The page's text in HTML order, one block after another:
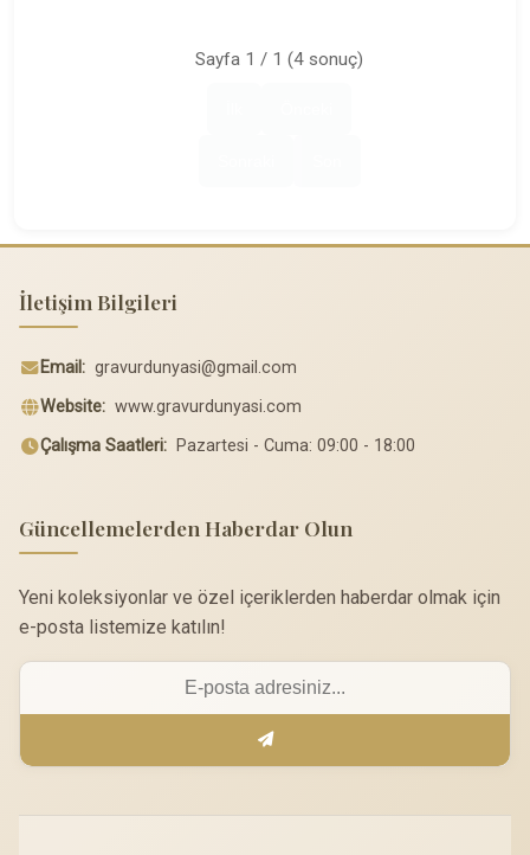
Sayfa 1 / 1 (4 sonuç)
İletişim Bilgileri
Email: gravurdunyasi@gmail.com
Website: www.gravurdunyasi.com
Çalışma Saatleri: Pazartesi - Cuma: 09:00 - 18:00
Güncellemelerden Haberdar Olun
Yeni koleksiyonlar ve özel içeriklerden haberdar olmak için
e-posta listemize katılın!